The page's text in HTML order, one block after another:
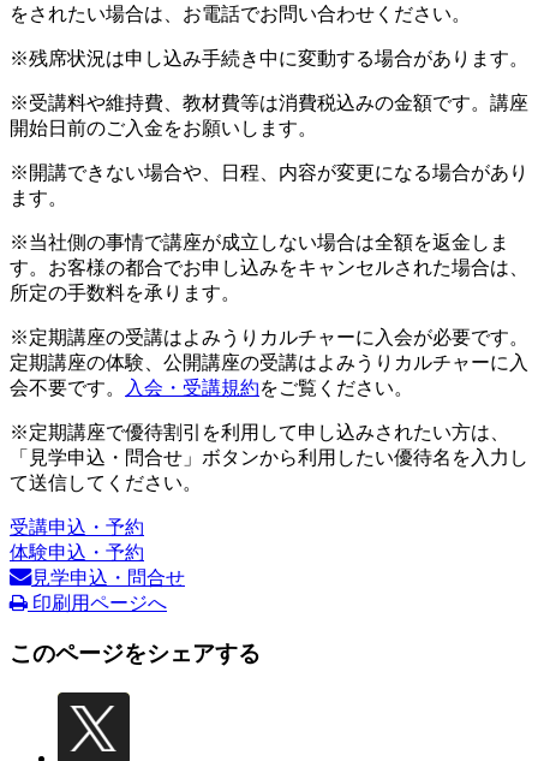
をされたい場合は、お電話でお問い合わせください。
※残席状況は申し込み手続き中に変動する場合があります。
※受講料や維持費、教材費等は消費税込みの金額です。講座
開始日前のご入金をお願いします。
※開講できない場合や、日程、内容が変更になる場合があり
ます。
※当社側の事情で講座が成立しない場合は全額を返金しま
す。お客様の都合でお申し込みをキャンセルされた場合は、
所定の手数料を承ります。
※定期講座の受講はよみうりカルチャーに入会が必要です。
定期講座の体験、公開講座の受講はよみうりカルチャーに入
会不要です。
入会・受講規約をご覧ください。
※定期講座で優待割引を利用して申し込みされたい方は、
「見学申込・問合せ」ボタンから利用したい優待名を入力し
て送信してください。
受講申込・予約
体験申込・予約
見学申込・問合せ
印刷用ページへ
このページをシェアする